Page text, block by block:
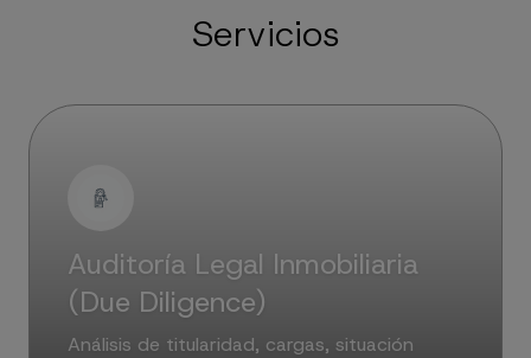
Servicios
Auditoría Legal Inmobiliaria
(Due Diligence)
Análisis de titularidad, cargas, situación